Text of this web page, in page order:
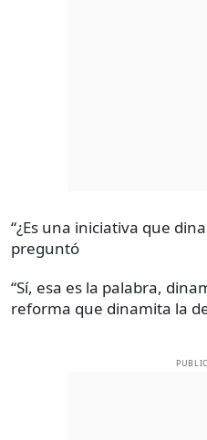
“¿Es una iniciativa que
preguntó
“Sí, esa es la palabra,
reforma que dinamita la